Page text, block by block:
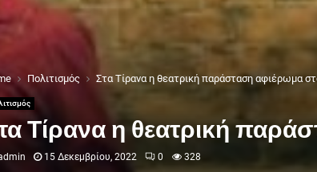
Πολιτισμός Στα Τίρανα η θεατρική παράσταση αφιέρωμα
Τίρανα η θεατρική
15 Δεκεμβρίου, 2022 0 328